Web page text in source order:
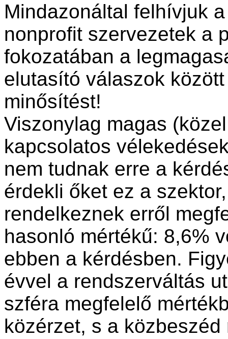
Mindazonáltal felhívjuk
nonprofit szervezetek a
fokozatában a
elutasító válaszok
minősítést!
Viszonylag magas
kapcsolatos
nem tudnak erre a
érdekli őket ez a
rendelkeznek erről
hasonló mértékű: 8,6%
ebben a kérdésben.
évvel a rendszerváltás
szféra megfelelő
közérzet, s a közbeszéd